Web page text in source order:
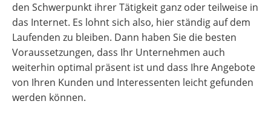
den Schwerpunkt ihrer Tätigkeit ganz oder teilweise in
das Internet. Es lohnt sich also, hier ständig auf dem
Laufenden zu bleiben. Dann haben Sie die besten
Voraussetzungen, dass Ihr Unternehmen auch
weiterhin optimal präsent ist und dass Ihre Angebote
von Ihren Kunden und Interessenten leicht gefunden
werden können.